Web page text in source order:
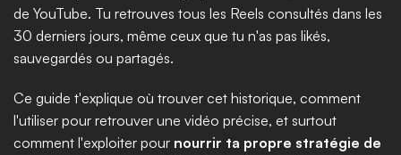
de YouTube. Tu retrouves tous les Reels consultés dans les
30 derniers jours, même ceux que tu n'as pas likés,
sauvegardés ou partagés.
Ce guide t'explique où trouver cet historique, comment
l'utiliser pour retrouver une vidéo précise, et surtout
comment l'exploiter pour nourrir ta propre stratégie de